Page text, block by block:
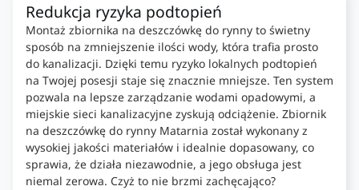
Redukcja ryzyka podtopień
Montaż zbiornika na deszczówkę do rynny to świetny
sposób na zmniejszenie ilości wody, która trafia prosto
do kanalizacji. Dzięki temu ryzyko lokalnych podtopień
na Twojej posesji staje się znacznie mniejsze. Ten system
pozwala na lepsze zarządzanie wodami opadowymi, a
miejskie sieci kanalizacyjne zyskują odciążenie. Zbiornik
na deszczówkę do rynny Matarnia został wykonany z
wysokiej jakości materiałów i idealnie dopasowany, co
sprawia, że działa niezawodnie, a jego obsługa jest
niemal zerowa. Czyż to nie brzmi zachęcająco?